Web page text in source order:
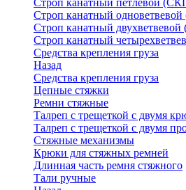
Строп канатный петлевой
Строп канатный
Строп канатный
Строп канатный
Средства крепления груза
Назад
Средства крепления груза
Цепные стяжки
Ремни стяжные
Талреп с трещеткой с двумя
Талреп с трещеткой с двумя
Стяжные механизмы
Крюки для стяжных ремней
Длинная часть ремня стяжного
Тали ручные